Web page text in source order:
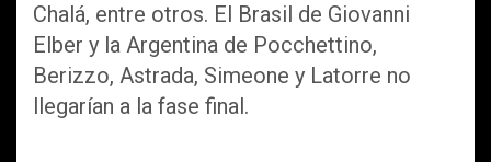
Chalá, entre otros. El Brasil de Giovanni
Elber y la Argentina de Pocchettino,
Berizzo, Astrada, Simeone y Latorre no
llegarían a la fase final.